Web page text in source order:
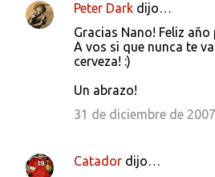
i
Peter Dark dijo…
Gracias Nano! Feliz
A vos si que nunca te
cerveza! :)
Un abrazo!
31 de diciembre de
Catador dijo…